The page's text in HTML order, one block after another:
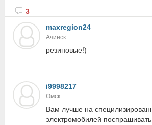
3
maxregion24
Ачинск
резиновые!)
i9998217
Омск
Вам лучше на
электромобилей